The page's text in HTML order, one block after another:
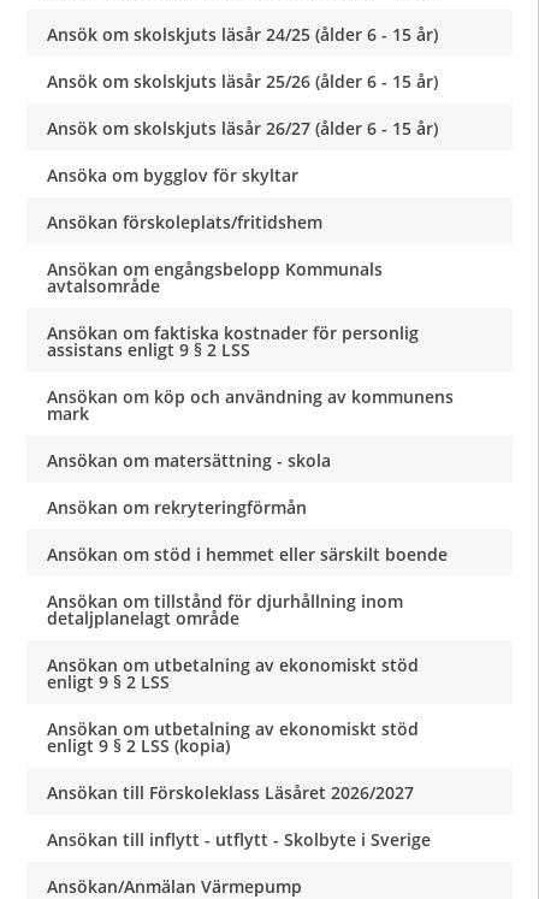
Ansök om skolskjuts läsår 24/25 (ålder 6 - 15 år)
Ansök om skolskjuts läsår 25/26 (ålder 6 - 15 år)
Ansök om skolskjuts läsår 26/27 (ålder 6 - 15 år)
Ansöka om bygglov för skyltar
Ansökan förskoleplats/fritidshem
Ansökan om engångsbelopp Kommunals
avtalsområde
Ansökan om faktiska kostnader för personlig
assistans enligt 9 § 2 LSS
Ansökan om köp och användning av kommunens
mark
Ansökan om matersättning - skola
Ansökan om rekryteringförmån
Ansökan om stöd i hemmet eller särskilt boende
Ansökan om tillstånd för djurhållning inom
detaljplanelagt område
Ansökan om utbetalning av ekonomiskt stöd
enligt 9 § 2 LSS
Ansökan om utbetalning av ekonomiskt stöd
enligt 9 § 2 LSS (kopia)
Ansökan till Förskoleklass Läsåret 2026/2027
Ansökan till inflytt - utflytt - Skolbyte i Sverige
Ansökan/Anmälan Värmepump